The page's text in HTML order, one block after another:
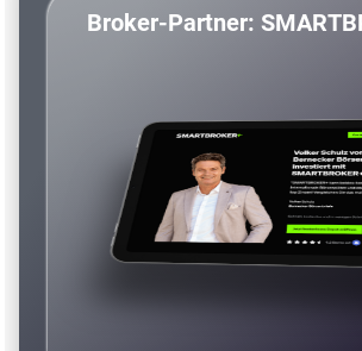
Broker-Partner: